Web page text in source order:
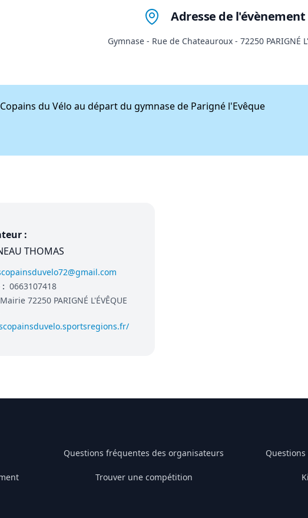
Adresse de l'évènement
Gymnase - Rue de Chateauroux - 72250 PARIGNÉ
du Vélo au départ du gymnase de Parigné l'Evêque
:
THOMAS
: 0663107418
Mairie 72250 PARIGNÉ L'ÉVÊQUE
Questions fréquentes des organisateurs
Trouver une compétition